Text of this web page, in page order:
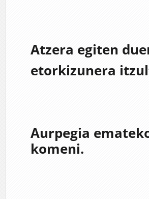
Atzera egiten
etorkizunera
Aurpegia
komeni.